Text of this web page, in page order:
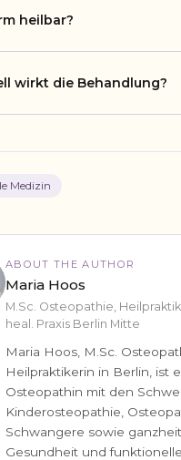
heilbar?
wirkt die Behandlung?
Medizin
ABOUT THE AUTHOR
Maria Hoos
M.Sc. Osteopathie,
heal. Praxis Berlin Mitte
Maria Hoos, M.Sc.
Heilpraktikerin in Berlin, ist
Osteopathin mit den
Kinderosteopathie,
Schwangere sowie
Gesundheit und